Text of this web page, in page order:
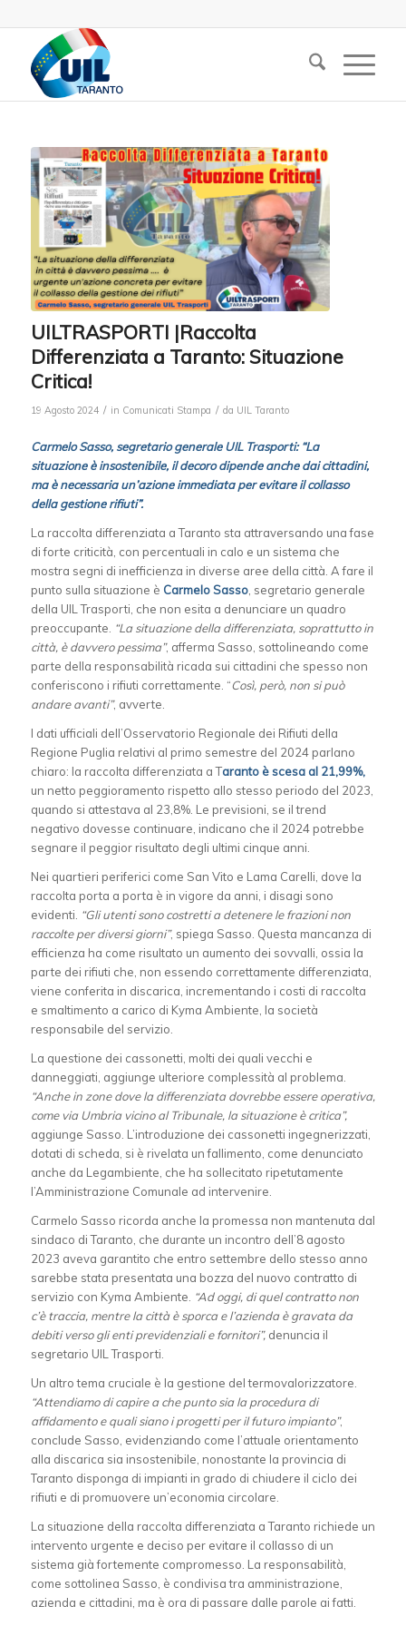
UILTRASPORTI |Raccolta
Differenziata a Taranto: Situazione
Critica!
19 Agosto 2024 / in Comunicati Stampa / da UIL Taranto
Carmelo Sasso, segretario generale UIL Trasporti: “La
situazione è insostenibile, il decoro dipende anche dai cittadini,
ma è necessaria un’azione immediata per evitare il collasso
della gestione rifiuti”.
La raccolta differenziata a Taranto sta attraversando una fase
di forte criticità, con percentuali in calo e un sistema che
mostra segni di inefficienza in diverse aree della città. A fare il
punto sulla situazione è Carmelo Sasso, segretario generale
della UIL Trasporti, che non esita a denunciare un quadro
preoccupante. “La situazione della differenziata, soprattutto in
città, è davvero pessima”, afferma Sasso, sottolineando come
parte della responsabilità ricada sui cittadini che spesso non
conferiscono i rifiuti correttamente. “Così, però, non si può
andare avanti”, avverte.
I dati ufficiali dell’Osservatorio Regionale dei Rifiuti della
Regione Puglia relativi al primo semestre del 2024 parlano
chiaro: la raccolta differenziata a Taranto è scesa al 21,99%,
un netto peggioramento rispetto allo stesso periodo del 2023,
quando si attestava al 23,8%. Le previsioni, se il trend
negativo dovesse continuare, indicano che il 2024 potrebbe
segnare il peggior risultato degli ultimi cinque anni.
Nei quartieri periferici come San Vito e Lama Carelli, dove la
raccolta porta a porta è in vigore da anni, i disagi sono
evidenti. “Gli utenti sono costretti a detenere le frazioni non
raccolte per diversi giorni”, spiega Sasso. Questa mancanza di
efficienza ha come risultato un aumento dei sovvalli, ossia la
parte dei rifiuti che, non essendo correttamente differenziata,
viene conferita in discarica, incrementando i costi di raccolta
e smaltimento a carico di Kyma Ambiente, la società
responsabile del servizio.
La questione dei cassonetti, molti dei quali vecchi e
danneggiati, aggiunge ulteriore complessità al problema.
“Anche in zone dove la differenziata dovrebbe essere operativa,
come via Umbria vicino al Tribunale, la situazione è critica”,
aggiunge Sasso. L’introduzione dei cassonetti ingegnerizzati,
dotati di scheda, si è rivelata un fallimento, come denunciato
anche da Legambiente, che ha sollecitato ripetutamente
l’Amministrazione Comunale ad intervenire.
Carmelo Sasso ricorda anche la promessa non mantenuta dal
sindaco di Taranto, che durante un incontro dell’8 agosto
2023 aveva garantito che entro settembre dello stesso anno
sarebbe stata presentata una bozza del nuovo contratto di
servizio con Kyma Ambiente. “Ad oggi, di quel contratto non
c’è traccia, mentre la città è sporca e l’azienda è gravata da
debiti verso gli enti previdenziali e fornitori”,denuncia il
segretario UIL Trasporti.
Un altro tema cruciale è la gestione del termovalorizzatore.
“Attendiamo di capire a che punto sia la procedura di
affidamento e quali siano i progetti per il futuro impianto”,
conclude Sasso, evidenziando come l’attuale orientamento
alla discarica sia insostenibile, nonostante la provincia di
Taranto disponga di impianti in grado di chiudere il ciclo dei
rifiuti e di promuovere un’economia circolare.
La situazione della raccolta differenziata a Taranto richiede un
intervento urgente e deciso per evitare il collasso di un
sistema già fortemente compromesso. La responsabilità,
come sottolinea Sasso, è condivisa tra amministrazione,
azienda e cittadini, ma è ora di passare dalle parole ai fatti.